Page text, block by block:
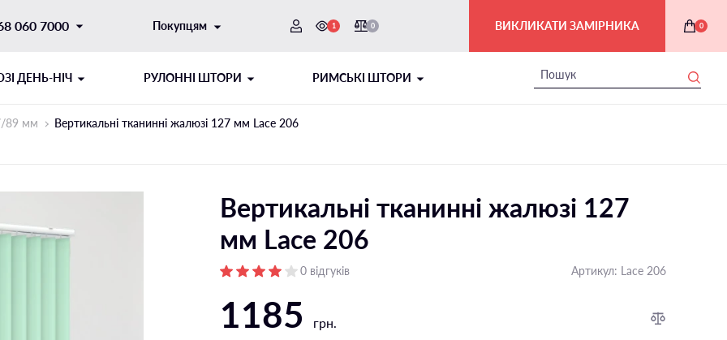
060 7000 Покупцям 1 0 ВИКЛИКАТИ ЗАМІРНИКА 0
ДЕНЬ-НІЧ РУЛОННІ ШТОРИ
РУЛОННІ ШТОРИ ДЕНЬ-НІЧ
Відкритого типу на стулку
РИМСЬКІ ШТОРИ
ШНУРОВИЙ МЕХАНІЗМ
89 мм Вертикальні тканинні жалюзі 127 мм Lace 206
Вертикальні тканинні жалюзі 127
мм Lace 206
0 відгуків Артикул: Lace 206
1185 грн.